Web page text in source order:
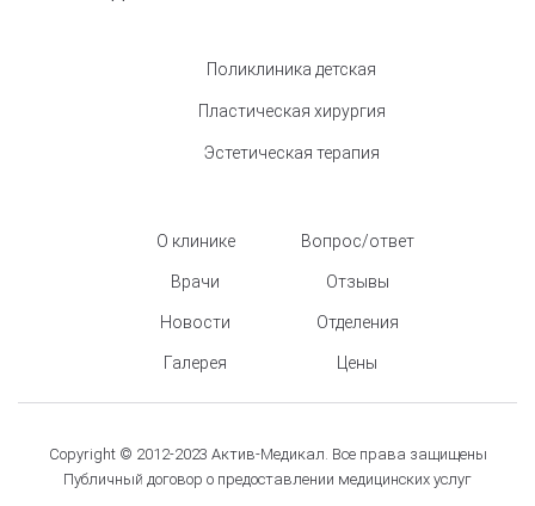
Поликлиника детская
Пластическая хирургия
Эстетическая терапия
О клинике
Врачи
Новости
Галерея
Вопрос/ответ
Отзывы
Отделения
Цены
Copyright © 2012-2023 Актив-Медикал. Все права защищены
Публичный договор о предоставлении медицинских услуг